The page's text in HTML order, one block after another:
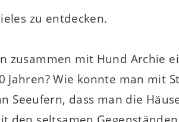
zu entdecken.
zusammen mit Hund Archie
Wie konnte man mit
dass man die